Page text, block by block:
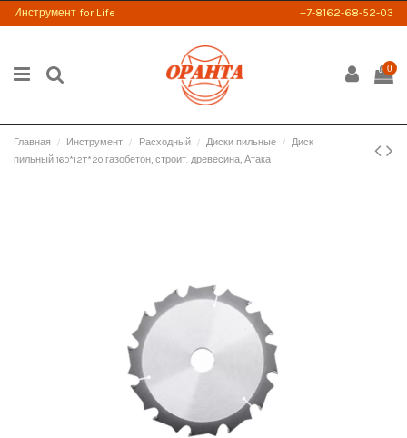
Инструмент for Life +7-8162-68-52-03
0
Главная Инструмент Расходный Диски пильные
Диск
пильный 160*12T*20 газобетон, строит. древесина, Атака